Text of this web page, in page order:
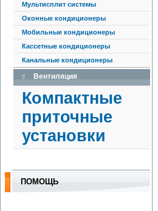
Мультисплит системы
Оконные кондиционеры
Мобильные кондиционеры
Кассетные кондиционеры
Канальные кондиционеры
Вентиляция
Компактные
приточные
установки
ПОМОЩЬ